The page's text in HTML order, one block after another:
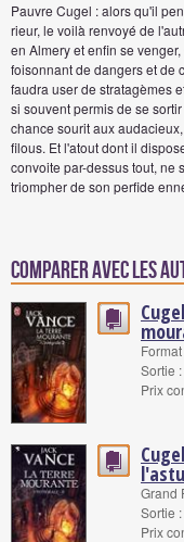
Pauvre Cugel : alors qu'il
rieur, le voilà renvoyé de
en Almery et enfin se
foisonnant de dangers et de
faudra user de stratagèmes
si souvent permis de se
chance sourit aux
filous. Et l'atout dont il
convoite par-dessus tout, ne
triompher de son perfide
Comparer avec les
Sortie
Prix
Grand
Sortie
Prix